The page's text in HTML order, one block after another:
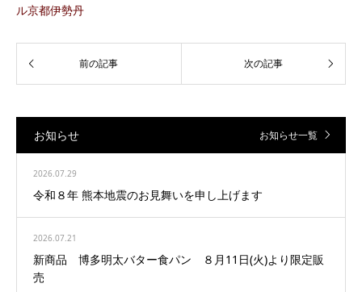
ル京都伊勢丹
お知らせ お知らせ一覧
2026.07.29
令和８年 熊本地震のお見舞いを申し上げます
2026.07.21
新商品 博多明太バター食パン ８月11日(火)より限定販
売